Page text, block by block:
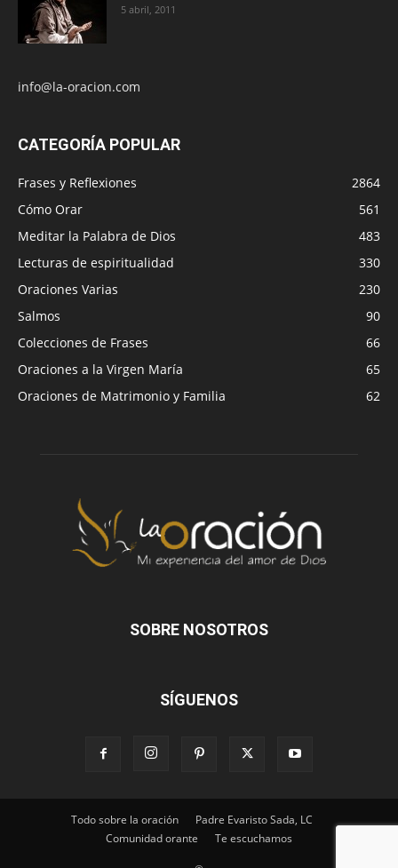
5 abril, 2011
info@la-oracion.com
CATEGORÍA POPULAR
Frases y Reflexiones
2864
Cómo Orar
561
Meditar la Palabra de Dios
483
Lecturas de espiritualidad
330
Oraciones Varias
230
Salmos
90
Colecciones de Frases
66
Oraciones a la Virgen María
65
Oraciones de Matrimonio y Familia
62
SOBRE NOSOTROS
SÍGUENOS
Todo sobre la oración
Padre Evaristo Sada, LC
Comunidad orante
Te escuchamos